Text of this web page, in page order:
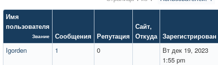
Имя
пользователя
Звание Сообщения Репутация
Сайт,
Откуда Зарегистрирован
Igorden
1 0
Вт дек 19, 2023
1:55 pm